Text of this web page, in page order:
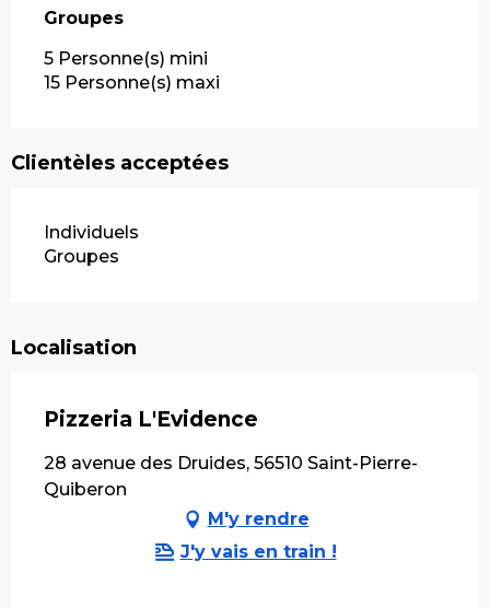
Groupes
Groupes
5 Personne(s) mini
15 Personne(s) maxi
Clientèles acceptées
Individuels
Groupes
Localisation
Pizzeria L'Evidence
28 avenue des Druides, 56510 Saint-Pierre-
Quiberon
M'y rendre
J'y vais en train !